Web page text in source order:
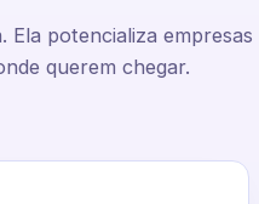
Ela potencializa empresas
querem chegar.